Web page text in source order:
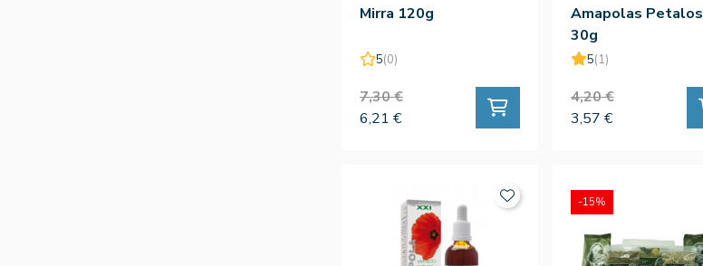
Mirra 120g
5(0)
7,30 €
6,21 €
Amapolas Petalos
30g
5(1)
4,20 €
3,57 €
-15%